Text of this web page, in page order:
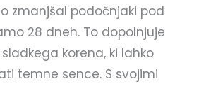
zmanjšal podočnjaki pod
28 dneh. To dopolnjuje
korena, ki lahko
temne sence. S svojimi